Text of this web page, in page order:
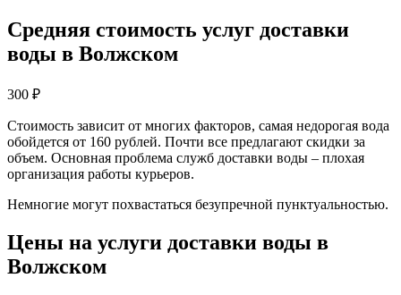
Средняя стоимость услуг доставки
воды в Волжском
300 ₽
Стоимость зависит от многих факторов, самая недорогая вода
обойдется от 160 рублей. Почти все предлагают скидки за
объем. Основная проблема служб доставки воды – плохая
организация работы курьеров.
Немногие могут похвастаться безупречной пунктуальностью.
Цены на услуги доставки воды в
Волжском